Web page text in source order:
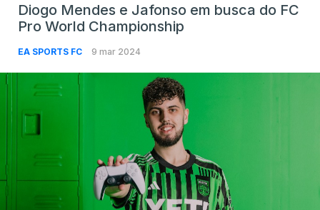
Diogo Mendes e Jafonso em busca do FC
Pro World Championship
EA SPORTS FC 9 mar 2024